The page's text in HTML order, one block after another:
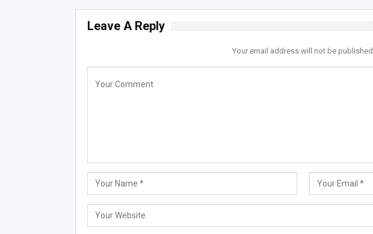
Leave A Reply
Your email address will not be published.